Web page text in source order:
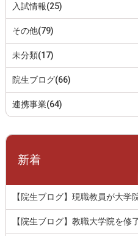
入試情報(25)
その他(79)
未分類(17)
院生ブログ(66)
連携事業(64)
新着
【院生ブログ】現職教員が大学
【院生ブログ】教職大学院を修